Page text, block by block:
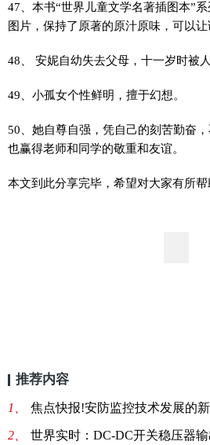
47、本书“世界儿童文学名著插图本”
图片，保持了原著的原汁原味，可以让
48、 安妮自幼失去父母，十一岁时被人
49、小孤女个性鲜明，擅于幻想。
50、她自尊自强，凭自己的刻苦勤奋
也赢得老师和同学的敬重和友谊。
本文到此分享完毕，希望对大家有所帮
推荐内容
1、 焦点快报!安防监控技术发展的
2、 世界实时：DC-DC开关稳压器输出电压的动态调